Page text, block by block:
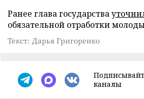
Ранее глава государства
обязательной отработки
Текст: Дарья Григоренко
каналы